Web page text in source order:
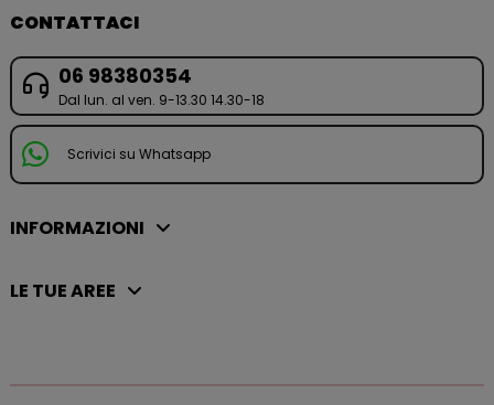
CONTATTACI
06 98380354
Dal lun. al ven. 9-13.30 14.30-18
Scrivici su Whatsapp
INFORMAZIONI
LE TUE AREE